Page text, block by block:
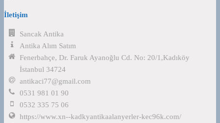
İletişim
Sancak Antika
Antika Alım Satım
Fenerbahçe, Dr. Faruk Ayanoğlu Cd. No: 20/1,Kadıköy
İstanbul 34724
antikaci77@gmail.com
0531 981 01 90
0532 335 75 06
https://www.xn--kadkyantikaalanyerler-kec96k.com/